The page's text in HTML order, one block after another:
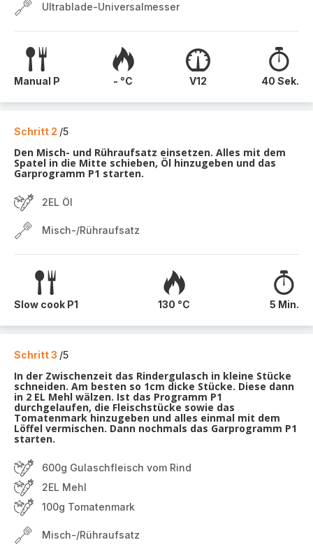
Ultrablade-Universalmesser
Manual P - °C V12 40 Sek.
Schritt 2 /5
Den Misch- und Rühraufsatz einsetzen. Alles mit dem
Spatel in die Mitte schieben, Öl hinzugeben und das
Garprogramm P1 starten.
2EL Öl
Misch-/Rühraufsatz
Slow cook P1 130 °C 5 Min.
Schritt 3 /5
In der Zwischenzeit das Rindergulasch in kleine Stücke
schneiden. Am besten so 1cm dicke Stücke. Diese dann
in 2 EL Mehl wälzen. Ist das Programm P1
durchgelaufen, die Fleischstücke sowie das
Tomatenmark hinzugeben und alles einmal mit dem
Löffel vermischen. Dann nochmals das Garprogramm P1
starten.
600g Gulaschfleisch vom Rind
2EL Mehl
100g Tomatenmark
Misch-/Rühraufsatz